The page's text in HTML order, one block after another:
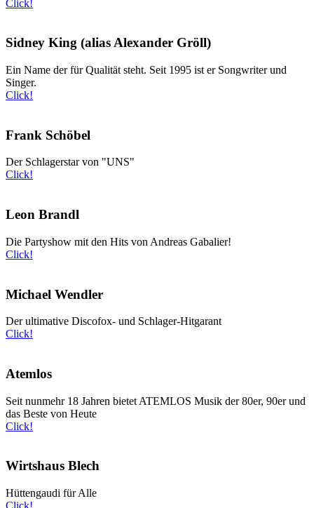
Click!
Sidney King (alias Alexander Gröll)
Ein Name der für Qualität steht. Seit 1995 ist er Songwriter und
Singer.
Click!
Frank Schöbel
Der Schlagerstar von "UNS"
Click!
Leon Brandl
Die Partyshow mit den Hits von Andreas Gabalier!
Click!
Michael Wendler
Der ultimative Discofox- und Schlager-Hitgarant
Click!
Atemlos
Seit nunmehr 18 Jahren bietet ATEMLOS Musik der 80er, 90er und
das Beste von Heute
Click!
Wirtshaus Blech
Hüttengaudi für Alle